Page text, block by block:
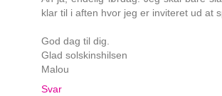
klar til i aften hvor jeg er inviteret ud at
God dag til dig.
Glad solskinshilsen
Malou
Svar